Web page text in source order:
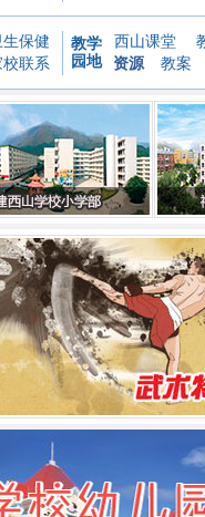
生保健
校联系
教学
园地
西山课堂
资源
教案